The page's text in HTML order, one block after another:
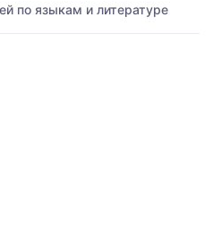
по языкам и литературе